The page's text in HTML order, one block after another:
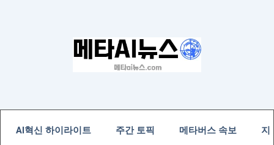
기
AI혁신 하이라이트
주간 토픽 메타버스 속보 지